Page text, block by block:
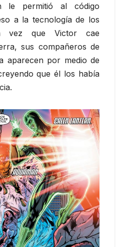
le permitió al código
a la tecnología de los
vez que Victor cae
sus compañeros de
aparecen por medio de
que él los había